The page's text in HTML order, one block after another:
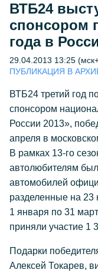
ВТБ24
спонсором
года в
29.04.2013 13:25
ПУБЛИКАЦИЯ В
ВТБ24 третий год
спонсором
России 2013»,
апреля в
В рамках 13-го
автолюбителям
автомобилей
разделенные на 23
1 января по 31
приняли участие 1
Подарки
Алексей Токарев,